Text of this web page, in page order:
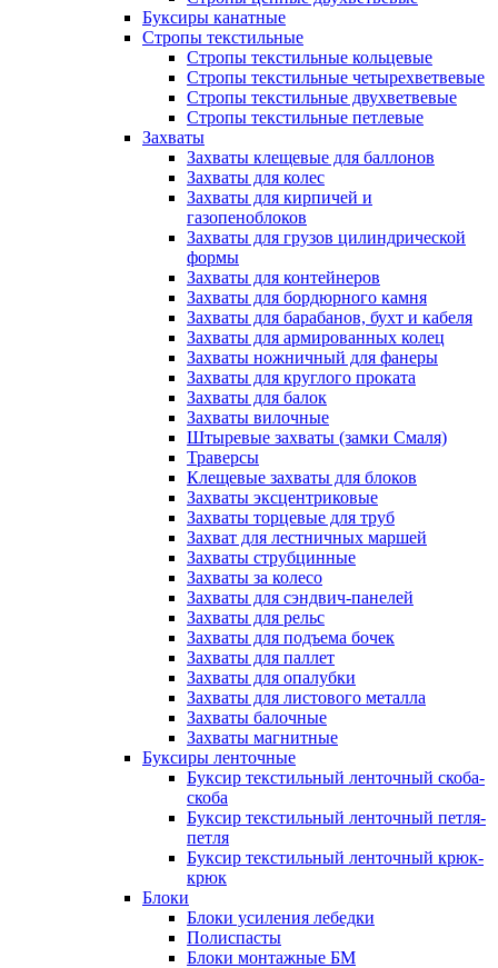
Буксиры канатные
Стропы текстильные
Стропы текстильные кольцевые
Стропы текстильные четырехветвевые
Стропы текстильные двухветвевые
Стропы текстильные петлевые
Захваты
Захваты клещевые для баллонов
Захваты для колес
Захваты для кирпичей и
газопеноблоков
Захваты для грузов цилиндрической
формы
Захваты для контейнеров
Захваты для бордюрного камня
Захваты для барабанов, бухт и кабеля
Захваты для армированных колец
Захваты ножничный для фанеры
Захваты для круглого проката
Захваты для балок
Захваты вилочные
Штыревые захваты (замки Смаля)
Траверсы
Клещевые захваты для блоков
Захваты эксцентриковые
Захваты торцевые для труб
Захват для лестничных маршей
Захваты струбцинные
Захваты за колесо
Захваты для сэндвич-панелей
Захваты для рельс
Захваты для подъема бочек
Захваты для паллет
Захваты для опалубки
Захваты для листового металла
Захваты балочные
Захваты магнитные
Буксиры ленточные
Буксир текстильный ленточный скоба-
скоба
Буксир текстильный ленточный петля-
петля
Буксир текстильный ленточный крюк-
крюк
Блоки
Блоки усиления лебедки
Полиспасты
Блоки монтажные БМ